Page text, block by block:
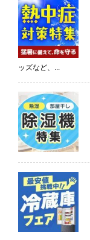
ッズなど、...